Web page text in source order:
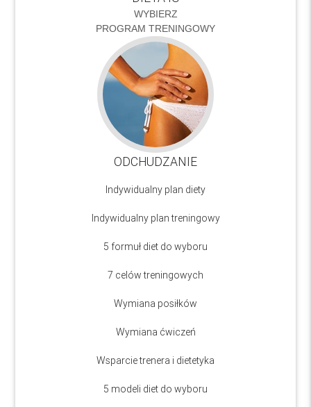
WYBIERZ
PROGRAM TRENINGOWY
ODCHUDZANIE
Indywidualny plan diety
Indywidualny plan treningowy
5 formuł diet do wyboru
7 celów treningowych
Wymiana posiłków
Wymiana ćwiczeń
Wsparcie trenera i dietetyka
5 modeli diet do wyboru